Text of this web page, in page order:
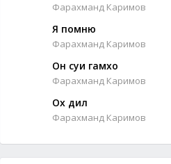
Фарахманд Каримов
Я помню
Фарахманд Каримов
Он суи гамхо
Фарахманд Каримов
Ох дил
Фарахманд Каримов